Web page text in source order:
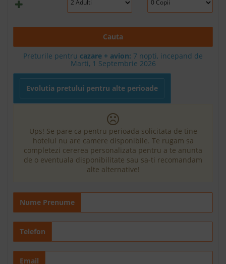
Cauta
Preturile pentru cazare + avion: 7 nopti, incepand de
Marti, 1 Septembrie 2026
Evolutia pretului pentru alte perioade
Ups! Se pare ca pentru perioada solicitata de tine
hotelul nu are camere disponibile. Te rugam sa
completezi cererea personalizata pentru a te anunta
de o eventuala disponibilitate sau sa-ti recomandam
alte alternative!
Nume Prenume
Telefon
Email